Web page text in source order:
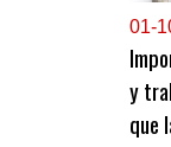
01-
y
que